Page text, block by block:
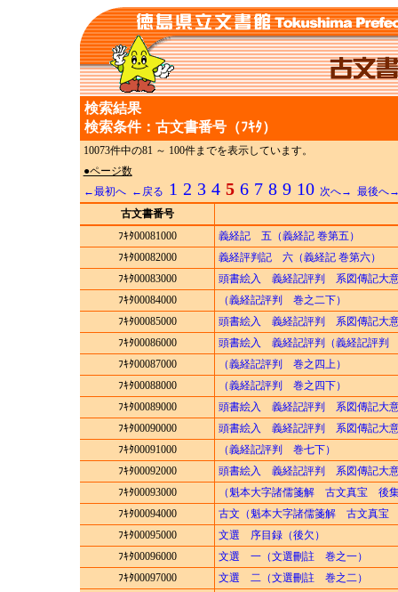
検索結果
検索条件：古文書番号（ﾌｷﾀ）
10073件中の81 ～ 100件までを表示しています。
●ページ数
←最初へ
←戻る 1 2 3 4 5 6 7 8 9 10 次へ→ 最後へ
古文書番号
ﾌｷﾀ00081000
義経記 五（義経記 巻第五）
ﾌｷﾀ00082000
義経評判記 六（義経記 巻第六）
ﾌｷﾀ00083000
頭書絵入 義経記評判 系図傳記大
ﾌｷﾀ00084000
（義経記評判 巻之二下）
ﾌｷﾀ00085000
頭書絵入 義経記評判 系図傳記大
ﾌｷﾀ00086000
頭書絵入 義経記評判（義経記評判
ﾌｷﾀ00087000
（義経記評判 巻之四上）
ﾌｷﾀ00088000
（義経記評判 巻之四下）
ﾌｷﾀ00089000
頭書絵入 義経記評判 系図傳記大
ﾌｷﾀ00090000
頭書絵入 義経記評判 系図傳記大
ﾌｷﾀ00091000
（義経記評判 巻七下）
ﾌｷﾀ00092000
頭書絵入 義経記評判 系図傳記大
ﾌｷﾀ00093000
（魁本大字諸儒箋解 古文真宝 後
ﾌｷﾀ00094000
古文（魁本大字諸儒箋解 古文真宝
ﾌｷﾀ00095000
文選 序目録（後欠）
ﾌｷﾀ00096000
文選 一（文選刪註 巻之一）
ﾌｷﾀ00097000
文選 二（文選刪註 巻之二）